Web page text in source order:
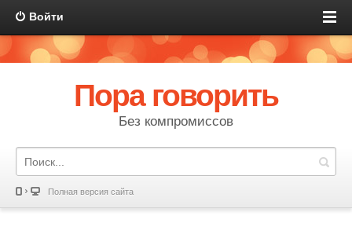
Войти
Пора говорить
Без компромиссов
Полная версия сайта